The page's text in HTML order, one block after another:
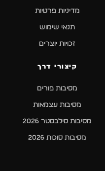
מדיניות פרטיות
תנאי שימוש
זכויות יוצרים
קיצורי דרך
מסיבות פורים
מסיבות עצמאות
מסיבות סילבסטר 2026
מסיבות סוכות 2026